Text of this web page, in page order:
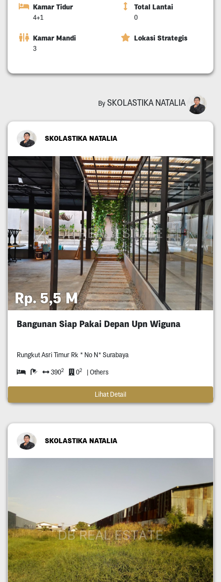
Kamar Tidur
4+1
Total Lantai
0
Kamar Mandi
3
Lokasi Strategis
By SKOLASTIKA NATALIA
SKOLASTIKA NATALIA
Rp. 5,5 M
Bangunan Siap Pakai Depan Upn Wiguna
Rungkut Asri Timur Rk * No N* Surabaya
3902 02 | Others
Lihat Detail
SKOLASTIKA NATALIA